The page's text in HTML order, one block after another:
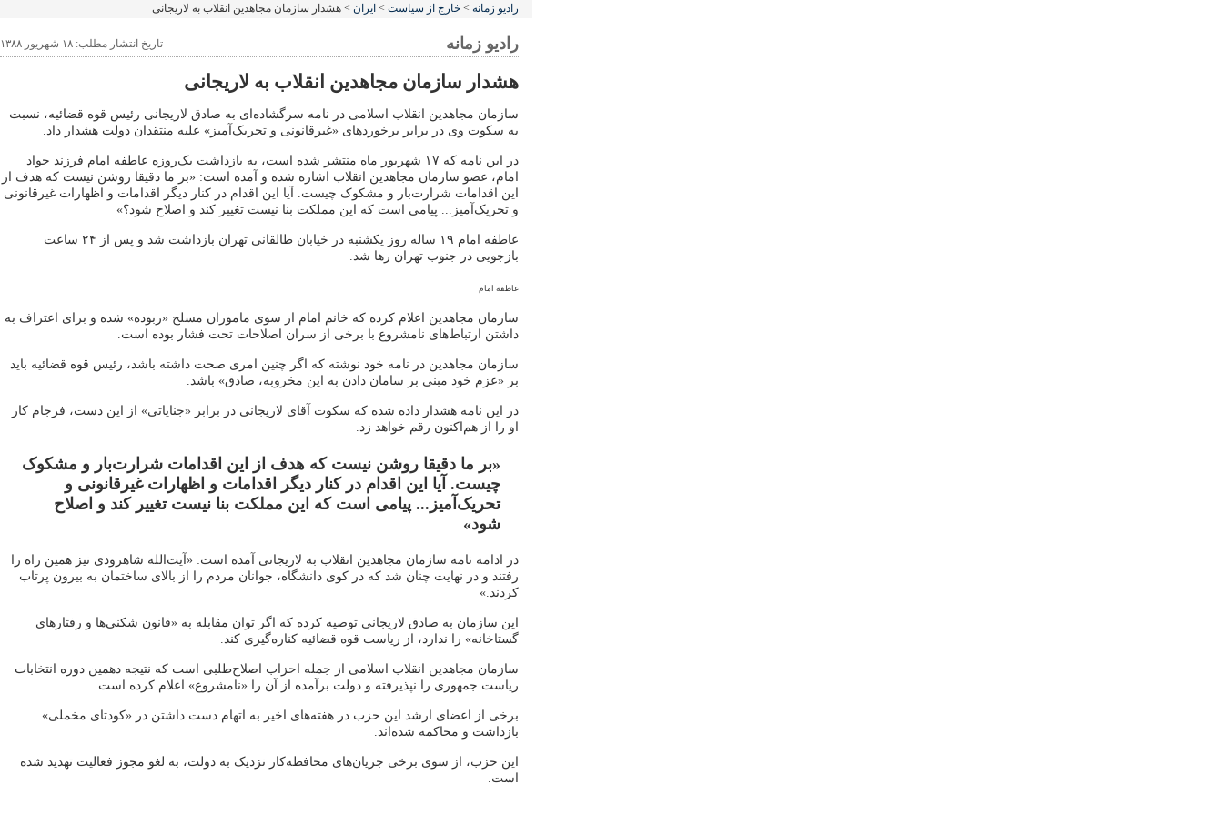
رادیو زمانه > خارج از سیاست > ایران > هشدار سازمان مجاهدین انقلاب به لاریجانی
رادیو زمانه تاریخ انتشار مطلب: ۱۸ شهریور ۱۳۸۸
هشدار سازمان مجاهدین انقلاب به لاریجانی
سازمان مجاهدین انقلاب اسلامی در نامه سرگشاده‌ای به صادق لاریجانی رئیس قوه قضائیه، نسبت
به سکوت وی در برابر برخورد‌های «غیرقانونی و تحریک‌آمیز» علیه منتقدان دولت هشدار داد.
در این نامه که ۱۷ شهریور ماه منتشر شده است، به بازداشت یک‌روزه عاطفه امام فرزند جواد
امام، عضو سازمان مجاهدین انقلاب اشاره شده و آمده است: «بر ما دقیقا روشن نیست که هدف از
این اقدامات شرارت‌بار و مشکوک چیست. آیا این اقدام در کنار دیگر اقدامات و اظهارات غیرقانونی
و تحریک‌آمیز... پیامی است که این مملکت بنا نیست تغییر کند و اصلاح شود؟»
عاطفه امام ۱۹ ساله روز یکشنبه در خیابان طالقانی تهران بازداشت شد و پس از ۲۴ ساعت
بازجویی در جنوب تهران رها شد.
عاطفه امام
سازمان مجاهدین اعلام کرده که خانم امام از سوی ماموران مسلح «ربوده» شده و برای اعتراف به
داشتن ارتباط‌های نامشروع با برخی از سران اصلاحات تحت فشار بوده است.
سازمان مجاهدین در نامه خود نوشته که اگر چنین امری صحت داشته باشد، رئیس قوه قضائیه باید
بر «عزم خود مبنی بر سامان دادن به این مخروبه، صادق» باشد.
در این نامه هشدار داده شده که سکوت آقای لاریجانی در برابر «جنایاتی» از این دست، فرجام کار
او را از هم‌اکنون رقم خواهد زد.
«بر ما دقیقا روشن نیست که هدف از این اقدامات شرارت‌بار و مشکوک
چیست. آیا این اقدام در کنار دیگر اقدامات و اظهارات غیرقانونی و
تحریک‌آمیز... پیامی است که این مملکت بنا نیست تغییر کند و اصلاح
شود»
در ادامه نامه سازمان مجاهدین انقلاب به لاریجانی آمده است: «آیت‌الله شاهرودی نیز همین راه را
رفتند و در نهایت چنان شد که در کوی دانشگاه، جوانان مردم را از بالای ساختمان به بیرون پرتاب
کردند.»
این سازمان به صادق لاریجانی توصیه کرده که اگر توان مقابله به «قانون شکنی‌ها و رفتارهای
گستاخانه» را ندارد، از ریاست قوه قضائیه کناره‌گیری کند.
سازمان مجاهدین انقلاب اسلامی از جمله احزاب اصلاح‌طلبی است که نتیجه دهمین دوره انتخابات
ریاست جمهوری را نپذیرفته و دولت برآمده از آن را «نامشروع» اعلام کرده است.
برخی از اعضای ارشد این حزب در هفته‌های اخیر به اتهام دست داشتن در «کودتای مخملی»
بازداشت و محاکمه شده‌اند.
این حزب، از سوی برخی جریان‌های محافظه‌کار نزدیک به دولت، به لغو مجوز فعالیت تهدید شده
است.